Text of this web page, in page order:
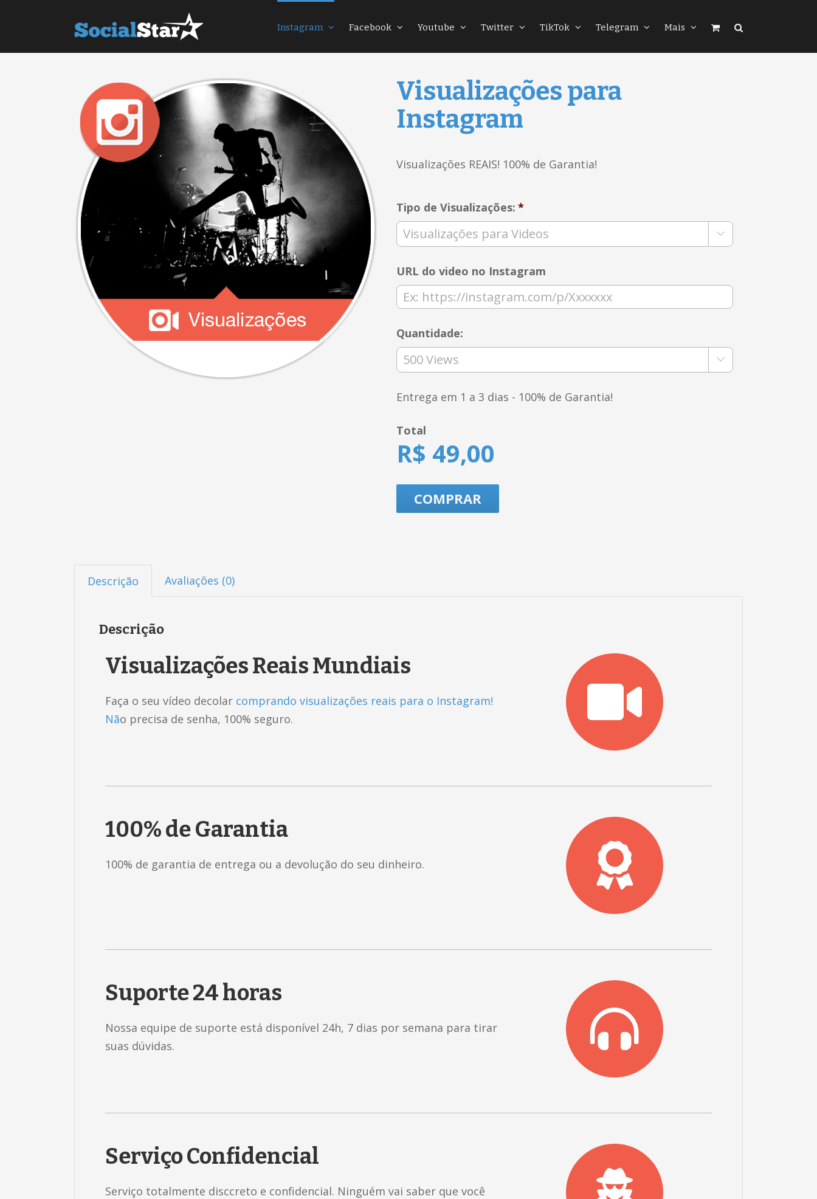
Instagram Facebook Youtube Twitter TikTok Telegram Mais
Visualizações para
Instagram
Visualizações REAIS! 100% de Garantia!
Tipo de Visualizações: *

URL do video no Instagram
Quantidade:

Entrega em 1 a 3 dias - 100% de Garantia!
Total
R$ 49,00
COMPRAR
Descrição Avaliações (0)
Descrição
Visualizações Reais Mundiais
Faça o seu vídeo decolar comprando visualizações reais para o Instagram!
Não precisa de senha, 100% seguro.
100% de Garantia
100% de garantia de entrega ou a devolução do seu dinheiro.
Suporte 24 horas
Nossa equipe de suporte está disponível 24h, 7 dias por semana para tirar
suas dúvidas.
Serviço Confidencial
Serviço totalmente disccreto e confidencial. Ninguém vai saber que você